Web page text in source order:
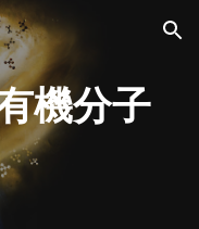
Skip to navigation
機分子